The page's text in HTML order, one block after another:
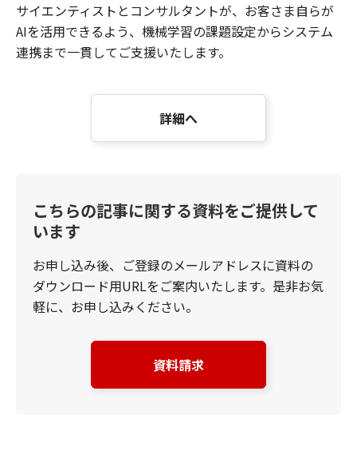
サイエンティストとコンサルタントが、お客さま自らが
AIを活用できるよう、機械学習の課題設定からシステム
連携まで一貫してご支援いたします。
詳細へ
こちらの記事に関する資料をご提供して
います
お申し込み後、ご登録のメールアドレスに資料の
ダウンロード用URLをご案内いたします。是非お気
軽に、お申し込みください。
資料請求